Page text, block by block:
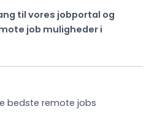
til vores jobportal og
job muligheder i
bedste remote jobs